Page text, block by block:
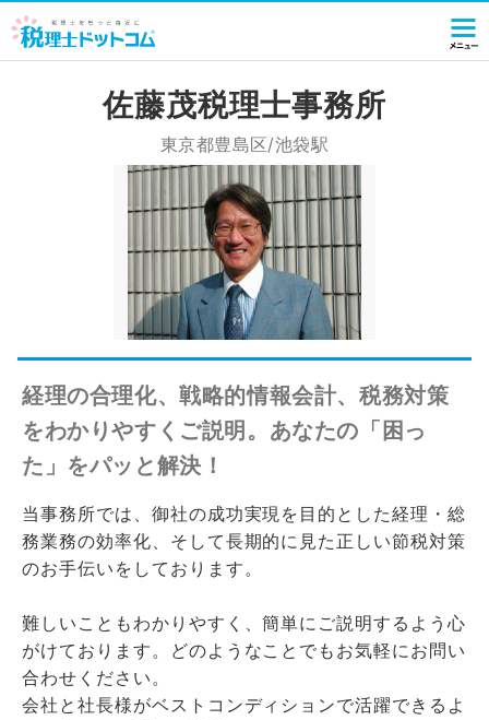
佐藤茂税理士事務所
東京都豊島区/池袋駅
経理の合理化、戦略的情報会計、税務対策
をわかりやすくご説明。あなたの「困っ
た」をパッと解決！
当事務所では、御社の成功実現を目的とした経理・総
務業務の効率化、そして長期的に見た正しい節税対策
のお手伝いをしております。
難しいこともわかりやすく、簡単にご説明するよう心
がけております。どのようなことでもお気軽にお問い
合わせください。
会社と社長様がベストコンディションで活躍できるよ